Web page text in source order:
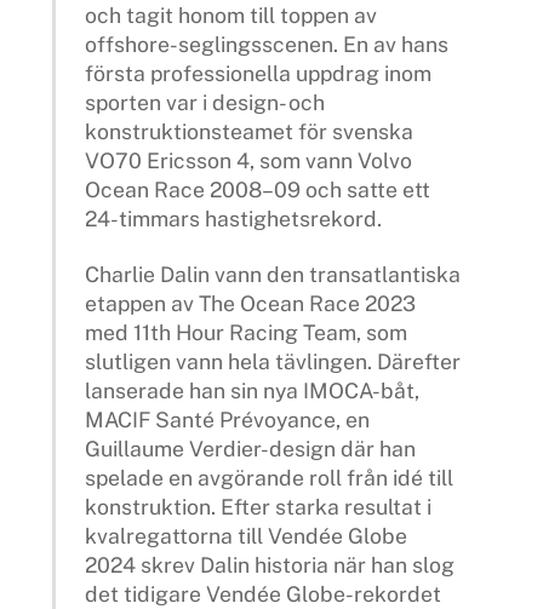
och tagit honom till toppen av
offshore-seglingsscenen. En av hans
första professionella uppdrag inom
sporten var i design- och
konstruktionsteamet för svenska
VO70 Ericsson 4, som vann Volvo
Ocean Race 2008–09 och satte ett
24-timmars hastighetsrekord.
Charlie Dalin vann den transatlantiska
etappen av The Ocean Race 2023
med 11th Hour Racing Team, som
slutligen vann hela tävlingen. Därefter
lanserade han sin nya IMOCA-båt,
MACIF Santé Prévoyance, en
Guillaume Verdier-design där han
spelade en avgörande roll från idé till
konstruktion. Efter starka resultat i
kvalregattorna till Vendée Globe
2024 skrev Dalin historia när han slog
det tidigare Vendée Globe-rekordet